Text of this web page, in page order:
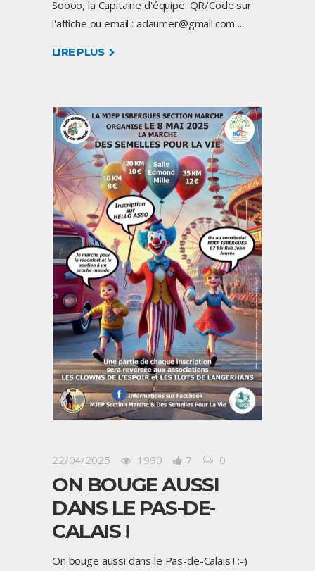
Soooo, la Capitaine d'équipe. QR/Code sur
l'affiche ou email : adaumer@gmail.com
LIRE PLUS
22/04/2025 1990 7 0
ON BOUGE AUSSI
DANS LE PAS-DE-
CALAIS !
On bouge aussi dans le Pas-de-Calais ! :-)